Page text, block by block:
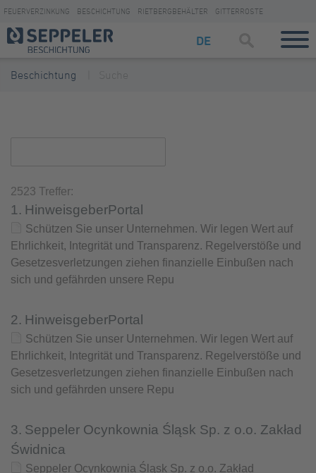
FEUERVERZINKUNG BESCHICHTUNG RIETBERGBEHÄLTER GITTERROSTE
DE
Beschichtung
2523 Treffer:
1. HinweisgeberPortal
Schützen Sie unser Unternehmen. Wir legen Wert auf
Ehrlichkeit, Integrität und Transparenz. Regelverstöße und
Gesetzesverletzungen ziehen finanzielle Einbußen nach
sich und gefährden unsere Repu
2. HinweisgeberPortal
Schützen Sie unser Unternehmen. Wir legen Wert auf
Ehrlichkeit, Integrität und Transparenz. Regelverstöße und
Gesetzesverletzungen ziehen finanzielle Einbußen nach
sich und gefährden unsere Repu
3. Seppeler Ocynkownia Śląsk Sp. z o.o. Zakład
Świdnica
Seppeler Ocynkownia Śląsk Sp. z o.o. Zakład